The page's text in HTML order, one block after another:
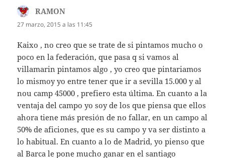
RAMON
27 marzo, 2015 a las 11:45
Kaixo , no creo que se trate de si pintamos mucho o
poco en la federación, que pasa q si vamos al
villamarin pintamos algo , yo creo que pintariamos
lo mismoy yo entre tener que ir a sevilla 15.000 y al
nou camp 45000 , prefiero esta última. En cuanto a la
ventaja del campo yo soy de los que piensa que ellos
ahora tiene más presión de no fallar, en un campo al
50% de aficiones, que es su campo y va ser distinto a
lo habitual. En cuanto a lo de Madrid, yo pienso que
al Barca le pone mucho ganar en el santiago